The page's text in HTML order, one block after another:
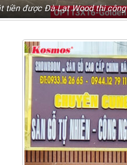
tiền được Đà Lạt Wood thi công